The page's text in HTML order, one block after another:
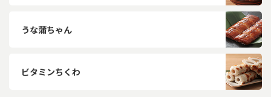
うな蒲ちゃん
ビタミンちくわ